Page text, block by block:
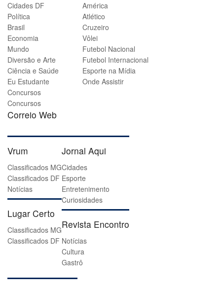
Cidades DF
Política
Brasil
Economia
Mundo
Diversão e Arte
Ciência e Saúde
Eu Estudante
Concursos
Concursos
Correio Web
América
Atlético
Cruzeiro
Vôlei
Futebol Nacional
Futebol Internacional
Esporte na Mídia
Onde Assistir
Vrum
Classificados MG
Classificados DF
Notícias
Lugar Certo
Classificados MG
Classificados DF
Jornal Aqui
Cidades
Esporte
Entretenimento
Curiosidades
Revista Encontro
Notícias
Cultura
Gastrô